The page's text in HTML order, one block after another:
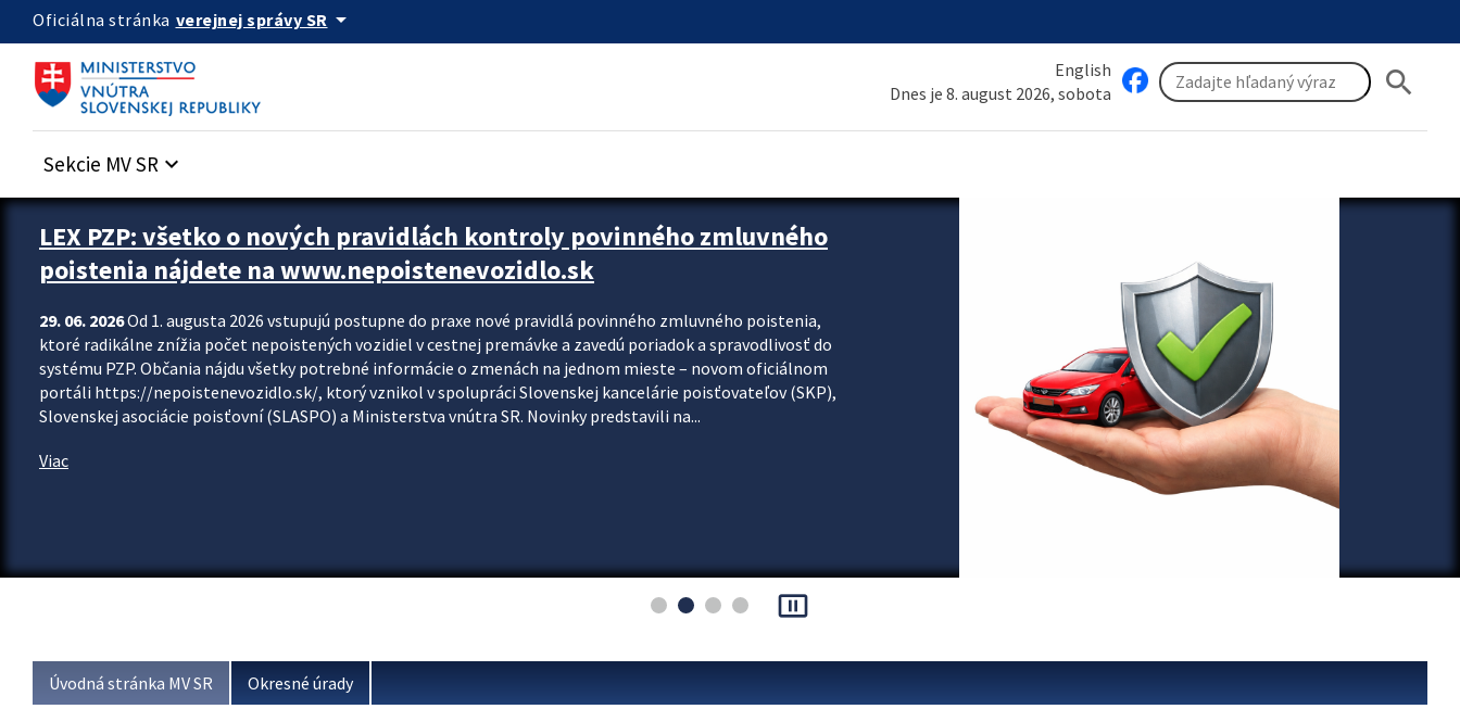
Preskocit na hlavný obsah
Oficiálna stránka verejnej správy SR arrow_drop_down
English
Dnes je 8. august 2026, sobota
search
Sekcie MV SR keyboard_arrow_down
Zastavit automatický posun upútavok
LEX PZP: všetko o nových pravidlách kontroly povinného zmluvného
poistenia nájdete na www.nepoistenevozidlo.sk
29. 06. 2026Od 1. augusta 2026 vstupujú postupne do praxe nové pravidlá povinného zmluvného poistenia,
ktoré radikálne znížia počet nepoistených vozidiel v cestnej premávke a zavedú poriadok a spravodlivosť do
systému PZP. Občania nájdu všetky potrebné informácie o zmenách na jednom mieste – novom oficiálnom
portáli https://nepoistenevozidlo.sk/, ktorý vznikol v spolupráci Slovenskej kancelárie poisťovateľov (SKP),
Slovenskej asociácie poisťovní (SLASPO) a Ministerstva vnútra SR. Novinky predstavili na...
Viac
pause_presentation
Úvodná stránka MV SR Okresné úrady